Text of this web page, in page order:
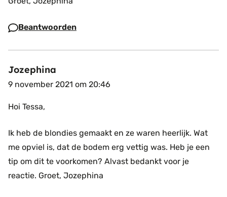
Beantwoorden
Jozephina
9 november 2021 om 20:46
Hoi Tessa,
Ik heb de blondies gemaakt en ze waren heerlijk. Wat
me opviel is, dat de bodem erg vettig was. Heb je een
tip om dit te voorkomen? Alvast bedankt voor je
reactie. Groet, Jozephina